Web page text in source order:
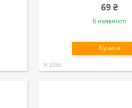
69 ₴
В наявності
Купити
N-2930